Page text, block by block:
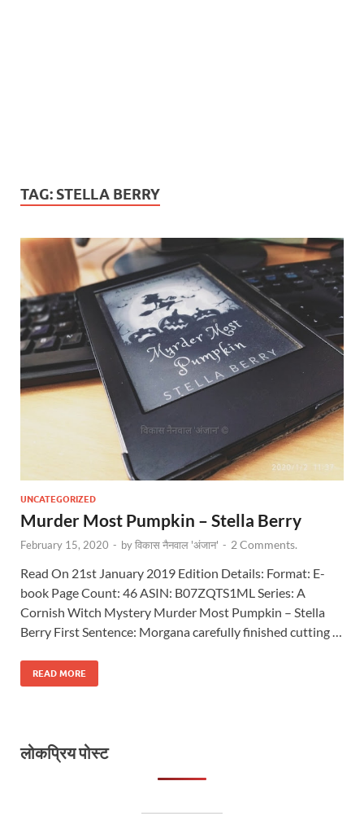
TAG: STELLA BERRY
UNCATEGORIZED
Murder Most Pumpkin – Stella Berry
February 15, 2020 - byविकास नैनवाल 'अंजान' - 2 Comments.
Read On 21st January 2019 Edition Details: Format: E-
book Page Count: 46 ASIN: B07ZQTS1ML Series: A
Cornish Witch Mystery Murder Most Pumpkin – Stella
Berry First Sentence: Morgana carefully finished cutting …
READ MORE
लोकप्रिय पोस्ट